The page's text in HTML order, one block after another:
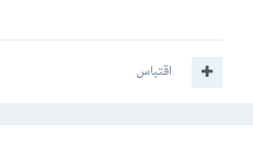
اقتباس